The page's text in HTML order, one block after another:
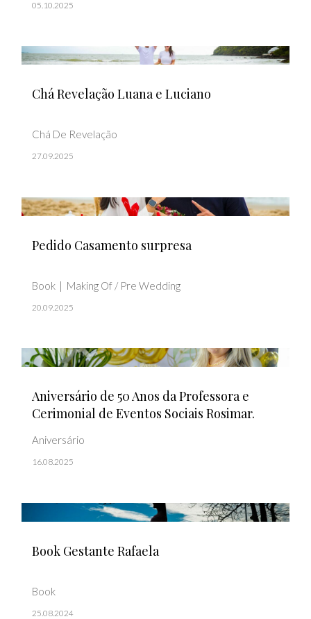
05.10.2025
Chá Revelação Luana e Luciano
Chá De Revelação
27.09.2025
Pedido Casamento surpresa
Book Making Of / Pre Wedding
20.09.2025
Aniversário de 50 Anos da Professora e
Cerimonial de Eventos Sociais Rosimar.
Aniversário
16.08.2025
Book Gestante Rafaela
Book
25.08.2024